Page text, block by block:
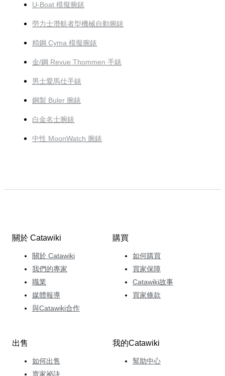
U-Boat 模擬腕錶
勞力士潛航者型機械自動腕錶
精鋼 Cyma 模擬腕錶
金/鋼 Revue Thommen 手錶
男士愛馬仕手錶
鋼製 Buler 腕錶
白金名士腕錶
中性 MoonWatch 腕錶
關於 Catawiki
關於 Catawiki
我們的專家
職業
媒體報導
與Catawiki合作
購買
如何購買
買家保障
Catawiki故事
買家條款
出售
如何出售
賣家祕訣
我的Catawiki
幫助中心